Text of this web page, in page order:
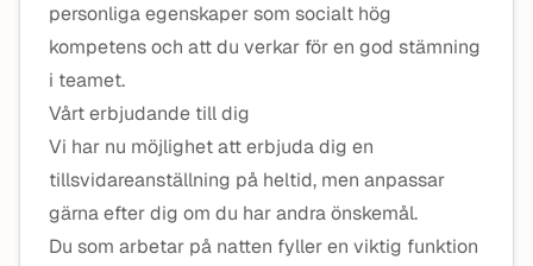
personliga egenskaper som socialt hög
kompetens och att du verkar för en god stämning
i teamet.
Vårt erbjudande till dig
Vi har nu möjlighet att erbjuda dig en
tillsvidareanställning på heltid, men anpassar
gärna efter dig om du har andra önskemål.
Du som arbetar på natten fyller en viktig funktion